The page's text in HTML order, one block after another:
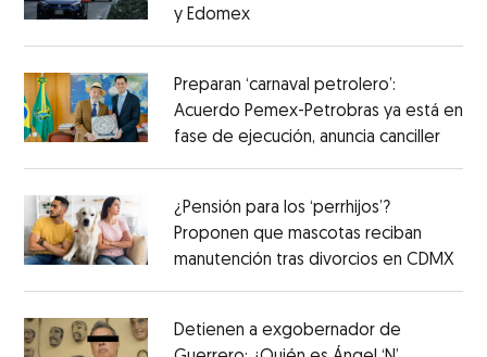
y Edomex
Preparan ‘carnaval petrolero’:
Acuerdo Pemex-Petrobras ya está en
fase de ejecución, anuncia canciller
¿Pensión para los ‘perrhijos’?
Proponen que mascotas reciban
manutención tras divorcios en CDMX
Detienen a exgobernador de